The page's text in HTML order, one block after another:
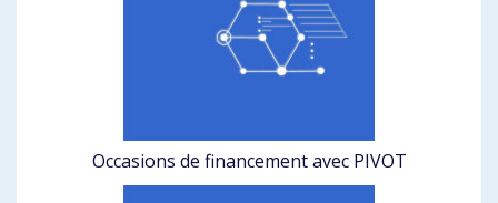
Occasions de financement avec PIVOT